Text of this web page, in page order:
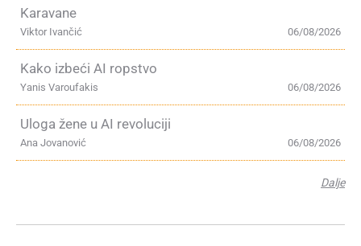
Karavane
06/08/2026
Viktor Ivančić
Kako izbeći AI ropstvo
06/08/2026
Yanis Varoufakis
Uloga žene u AI revoluciji
06/08/2026
Ana Jovanović
Dalje